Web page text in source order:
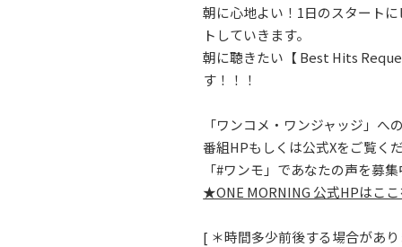
朝に心地よい！1日のスタート
トしていきます。
朝に聴きたい【 Best Hits
す！！！
「ワンコメ・ワンジャッジ」へ
番組HPもしくは公式Xをご覧くだ
「#ワンモ」であなたの声を募集
★ONE MORNING 公式HPはこ
[ ＊時間多少前後する場合があり